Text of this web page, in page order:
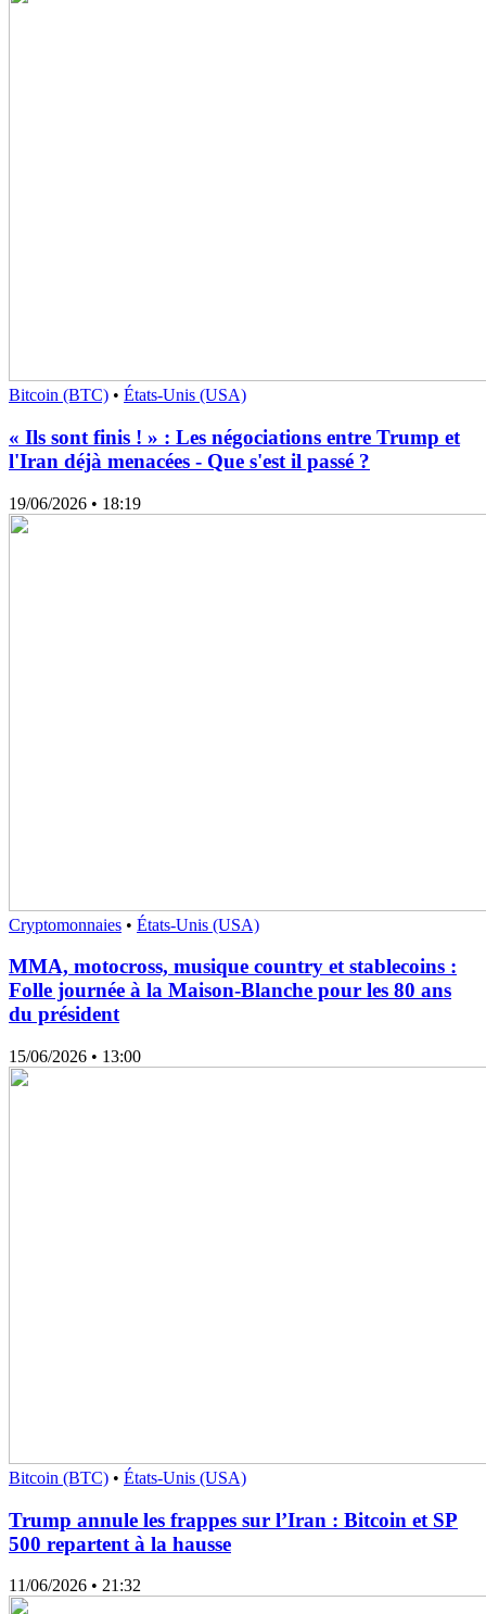
Bitcoin (BTC) • États-Unis (USA)
« Ils sont finis ! » : Les négociations entre Trump et
l'Iran déjà menacées - Que s'est il passé ?
19/06/2026 • 18:19
Cryptomonnaies • États-Unis (USA)
MMA, motocross, musique country et stablecoins :
Folle journée à la Maison-Blanche pour les 80 ans
du président
15/06/2026 • 13:00
Bitcoin (BTC) • États-Unis (USA)
Trump annule les frappes sur l’Iran : Bitcoin et SP
500 repartent à la hausse
11/06/2026 • 21:32